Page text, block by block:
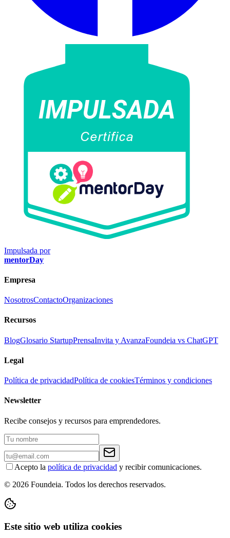
Impulsada por
mentorDay
Empresa
NosotrosContactoOrganizaciones
Recursos
BlogGlosario StartupPrensaInvita y AvanzaFoundeia vs ChatGPT
Legal
Política de privacidadPolítica de cookiesTérminos y condiciones
Newsletter
Recibe consejos y recursos para emprendedores.
Acepto la política de privacidad y recibir comunicaciones.
© 2026 Foundeia. Todos los derechos reservados.
Este sitio web utiliza cookies